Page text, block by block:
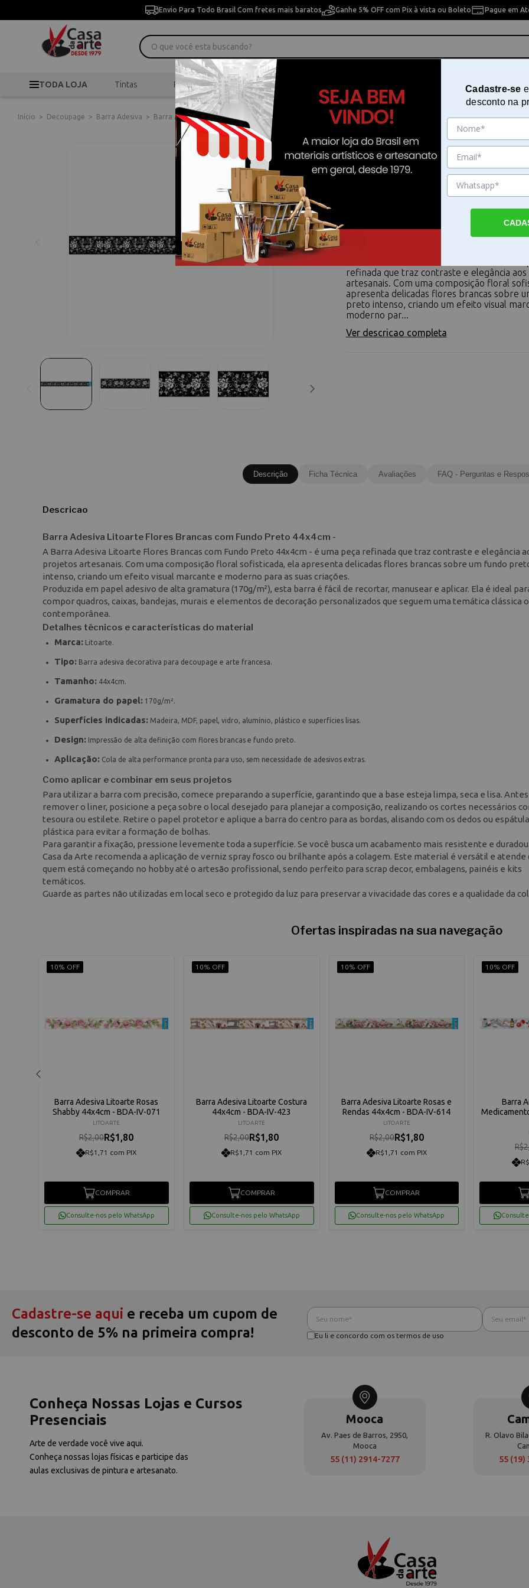
Envio Para Todo Brasil Com fretes mais baratos Ganhe 5% OFF com Pix à vista ou Boleto Pague em
TODA LOJA Tintas Pincéis Desenho Pintura
Início > Decoupage > Barra Adesiva > Barra Adesiva Litoarte Flores Brancas com Fundo Preto 44x4cm - BDA-IV-533
Barra Adesiva Litoarte Flores
com Fundo Preto 44x4cm - BDA-
Barra Adesiva Litoarte Flores Brancas com
refinada que traz contraste e elegância
artesanais. Com uma composição floral
apresenta delicadas flores brancas sobre
preto intenso, criando um efeito visual
moderno par...
Ver descricao completa
Descrição Ficha Técnica Avaliações FAQ - Perguntas e
Descricao
Barra Adesiva Litoarte Flores Brancas com Fundo Preto 44x4cm -
A Barra Adesiva Litoarte Flores Brancas com Fundo Preto 44x4cm - é uma peça refinada que traz contraste e elegância
projetos artesanais. Com uma composição floral sofisticada, ela apresenta delicadas flores brancas sobre um fundo
intenso, criando um efeito visual marcante e moderno para as suas criações.
Produzida em papel adesivo de alta gramatura (170g/m²), esta barra é fácil de recortar, manusear e aplicar. Ela é ideal
compor quadros, caixas, bandejas, murais e elementos de decoração personalizados que seguem uma temática clássica
contemporânea.
Detalhes técnicos e características do material
Marca: Litoarte.
Tipo: Barra adesiva decorativa para decoupage e arte francesa.
Tamanho: 44x4cm.
Gramatura do papel: 170g/m².
Superfícies indicadas: Madeira, MDF, papel, vidro, alumínio, plástico e superfícies lisas.
Design: Impressão de alta definição com flores brancas e fundo preto.
Aplicação: Cola de alta performance pronta para uso, sem necessidade de adesivos extras.
Como aplicar e combinar em seus projetos
Para utilizar a barra com precisão, comece preparando a superfície, garantindo que a base esteja limpa, seca e lisa. Antes
remover o liner, posicione a peça sobre o local desejado para planejar a composição, realizando os cortes necessários
tesoura ou estilete. Retire o papel protetor e aplique a barra do centro para as bordas, alisando com os dedos ou espátula
plástica para evitar a formação de bolhas.
Para garantir a fixação, pressione levemente toda a superfície. Se você busca um acabamento mais resistente e
Casa da Arte recomenda a aplicação de verniz spray fosco ou brilhante após a colagem. Este material é versátil e atende
quem está começando no hobby até o artesão profissional, sendo perfeito para scrap decor, embalagens, painéis e kits
temáticos.
Guarde as partes não utilizadas em local seco e protegido da luz para preservar a vivacidade das cores e a qualidade da
Ofertas inspiradas na sua navegação
10% OFF
Barra Adesiva Litoarte Rosas
Shabby 44x4cm - BDA-IV-071
LITOARTE
R$2,00R$1,80
R$1,71 com PIX
COMPRAR
Consulte-nos pelo WhatsApp
10% OFF
Barra Adesiva Litoarte Costura
44x4cm - BDA-IV-423
LITOARTE
R$2,00R$1,80
R$1,71 com PIX
COMPRAR
Consulte-nos pelo WhatsApp
10% OFF
Barra Adesiva Litoarte Rosas e
Rendas 44x4cm - BDA-IV-614
LITOARTE
R$2,00R$1,80
R$1,71 com PIX
COMPRAR
Consulte-nos pelo WhatsApp
10% OFF
Barra
Cadastre-se aqui e receba um cupom de
desconto de 5% na primeira compra!
Eu li e concordo com os termos de uso
Conheça Nossas Lojas e Cursos
Presenciais
Arte de verdade você vive aqui.
Conheça nossas lojas físicas e participe das
aulas exclusivas de pintura e artesanato.
Mooca
Av. Paes de Barros, 2950,
Mooca
55 (11) 2914-7277
R. Olavo
55 (19)
Cadastre-se
desconto na